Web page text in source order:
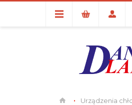
Urządzenia